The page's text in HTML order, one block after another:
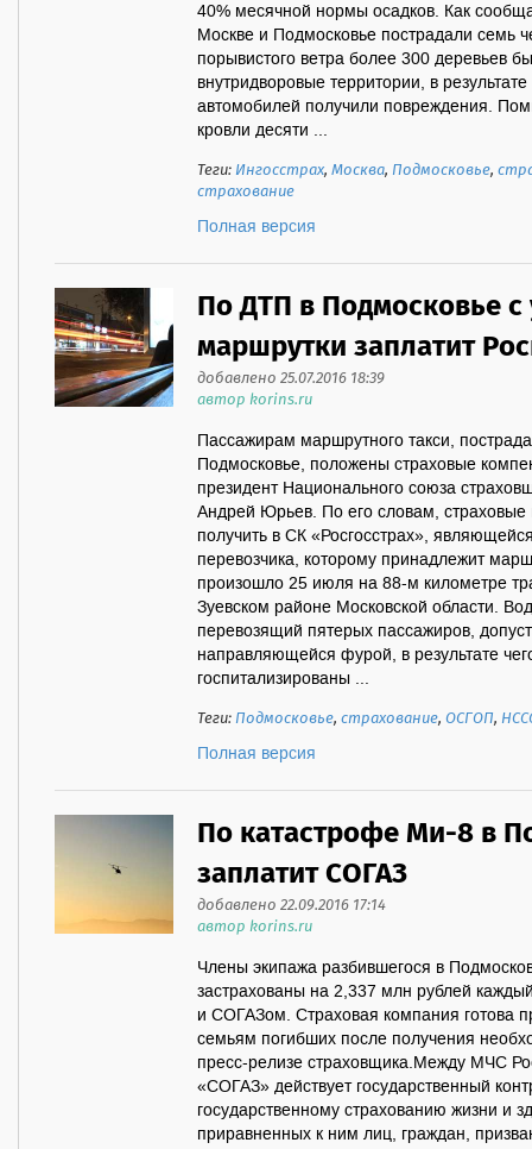
40% месячной нормы осадков. Как
Москве и Подмосковье пострадали семь
порывистого ветра более 300 деревьев
внутридворовые территории, в
автомобилей получили повреждения.
кровли десяти ...
Теги:Ингосстрах,Москва, Подмосковье,
страхование
Полная версия
По ДТП в Подмосковье с
маршрутки заплатит
добавлено 25.07.2016 18:39
автор korins.ru
Пассажирам маршрутного такси,
Подмосковье, положены страховые
президент Национального союза
Андрей Юрьев. По его словам, страховые
получить в СК «Росгосстрах»,
перевозчика, которому принадлежит
произошло 25 июля на 88-м километре
Зуевском районе Московской области.
перевозящий пятерых пассажиров,
направляющейся фурой, в результате
госпитализированы ...
Теги:Подмосковье,страхование,ОСГОП,
Полная версия
По катастрофе Ми-8 в
заплатит СОГАЗ
добавлено 22.09.2016 17:14
автор korins.ru
Члены экипажа разбившегося в
застрахованы на 2,337 млн рублей
и СОГАЗом. Страховая компания готова
семьям погибших после получения
пресс-релизе страховщика.Между МЧС
«СОГАЗ» действует государственный
государственному страхованию жизни и
приравненных к ним лиц, граждан,